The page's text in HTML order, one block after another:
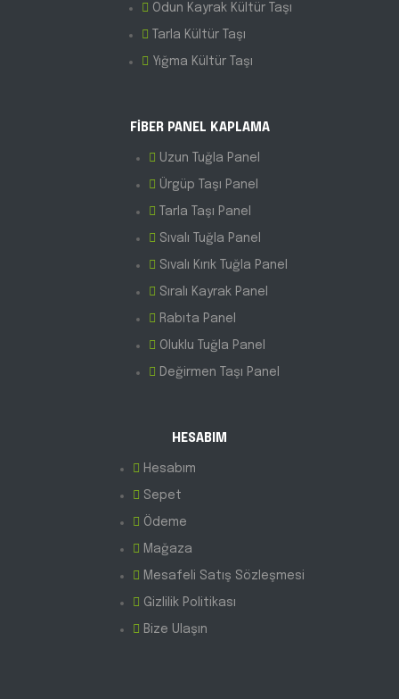
Odun Kayrak Kültür Taşı
Tarla Kültür Taşı
Yığma Kültür Taşı
FİBER PANEL KAPLAMA
Uzun Tuğla Panel
Ürgüp Taşı Panel
Tarla Taşı Panel
Sıvalı Tuğla Panel
Sıvalı Kırık Tuğla Panel
Sıralı Kayrak Panel
Rabıta Panel
Oluklu Tuğla Panel
Değirmen Taşı Panel
HESABIM
Hesabım
Sepet
Ödeme
Mağaza
Mesafeli Satış Sözleşmesi
Gizlilik Politikası
Bize Ulaşın